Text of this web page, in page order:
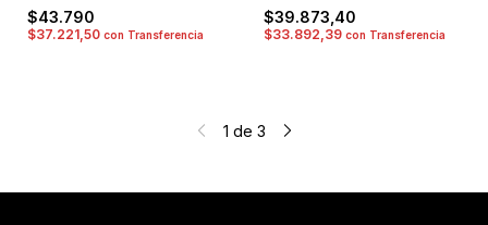
$43.790
$37.221,50 con Transferencia
$39.873,40
$33.892,39 con Transferencia
1 de 3